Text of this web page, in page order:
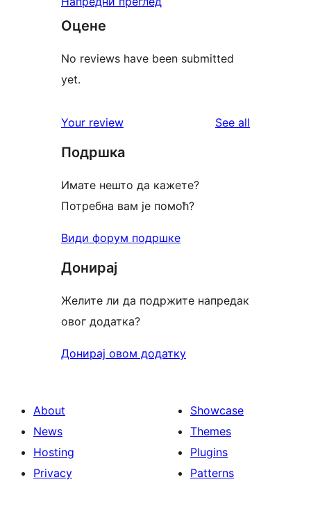
Оцене
No reviews have been submitted
yet.
Your review See all
Подршка
Имате нешто да кажете?
Потребна вам је помоћ?
Види форум подршке
Донирај
Желите ли да подржите напредак
овог додатка?
Донирај овом додатку
About
News
Hosting
Privacy
Showcase
Themes
Plugins
Patterns